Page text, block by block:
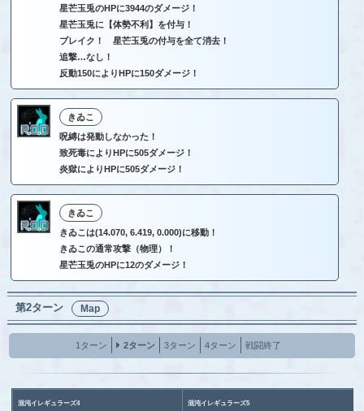
星芒玉兎のHPに3944のダメージ！
星芒玉兎に【体勢不利】を付与！
ブレイク！ 星芒玉兎の付与を全て消去！
追撃…なし！
反動150によりHPに150ダメージ！
きゐこ
呪縛は発動しなかった！
致死毒によりHPに505ダメージ！
炎獄によりHPに505ダメージ！
きゐこ
きゐこは(14.070, 6.419, 0.000)に移動！
きゐこの通常攻撃（物理）！
星芒玉兎のHPに12のダメージ！
第2ターン Map
1ターン 2ターン 3ターン 4ターン 戦闘終了
混沌イレギュラーズ4 混沌イレギュラーズ5